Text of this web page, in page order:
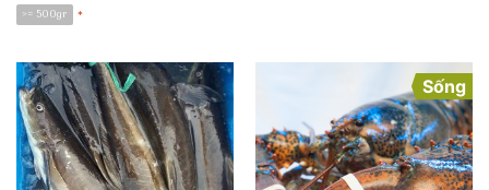
>= 500gr *
Sống